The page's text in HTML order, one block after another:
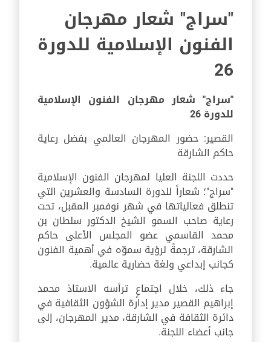
"سراج" شعار مهرجان
الفنون الإسلامية للدورة
26
"سراج" شعار مهرجان الفنون الإسلامية
للدورة 26
القصير: حضور المهرجان العالمي بفضل رعاية
حاكم الشارقة
حددت اللجنة العليا لمهرجان الفنون الإسلامية
"سراج"؛ شعاراً للدورة السادسة والعشرين التي
تنطلق فعالياتها في شهر نوفمبر المقبل، تحت
رعاية صاحب السمو الشيخ الدكتور سلطان بن
محمد القاسمي عضو المجلس الأعلى حاكم
الشارقة، ترجمةً لرؤية سموّه في أهمية الفنون
كجانب إبداعي ولغة حضارية عالمية.
جاء ذلك، خلال اجتماعٍ ترأسه الاستاذ محمد
إبراهيم القصير مدير إدارة الشؤون الثقافية في
دائرة الثقافة في الشارقة، مدير المهرجان، إلى
جانب أعضاء اللجنة.